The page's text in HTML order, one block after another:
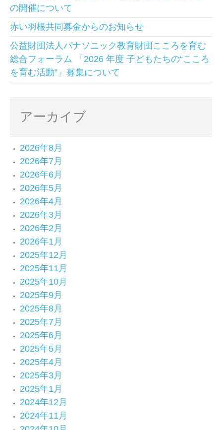
の開催について
赤い羽根共同募金からのお知らせ
公益財団法人パナソニック教育財団こころを育む
総合フォーラム 「2026 年度 子どもたちの“こころ
を育む活動”」募集について
アーカイブ
2026年8月
2026年7月
2026年6月
2026年5月
2026年4月
2026年3月
2026年2月
2026年1月
2025年12月
2025年11月
2025年10月
2025年9月
2025年8月
2025年7月
2025年6月
2025年5月
2025年4月
2025年3月
2025年1月
2024年12月
2024年11月